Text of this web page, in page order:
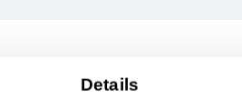
Details